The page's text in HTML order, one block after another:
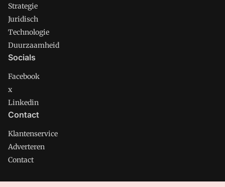
Strategie
Juridisch
Technologie
Duurzaamheid
Socials
Facebook
x
Linkedin
Contact
Klantenservice
Adverteren
Contact